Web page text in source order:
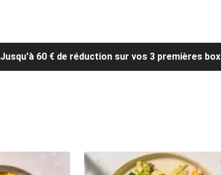
Jusqu'à 60 € de réduction sur vos 3 premières box